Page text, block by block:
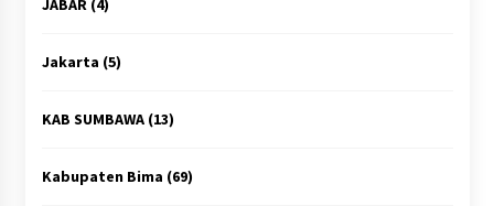
JABAR(4)
Jakarta (5)
KAB SUMBAWA(13)
Kabupaten Bima (69)